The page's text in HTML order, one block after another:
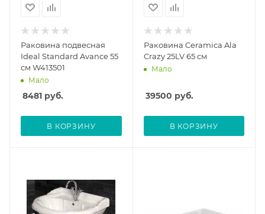
Раковина подвесная
Ideal Standard Avance 55
см W413501
Мало
8481 руб.
В КОРЗИНУ
Раковина Ceramica Ala
Crazy 25LV 65 см
Мало
39500 руб.
В КОРЗИНУ